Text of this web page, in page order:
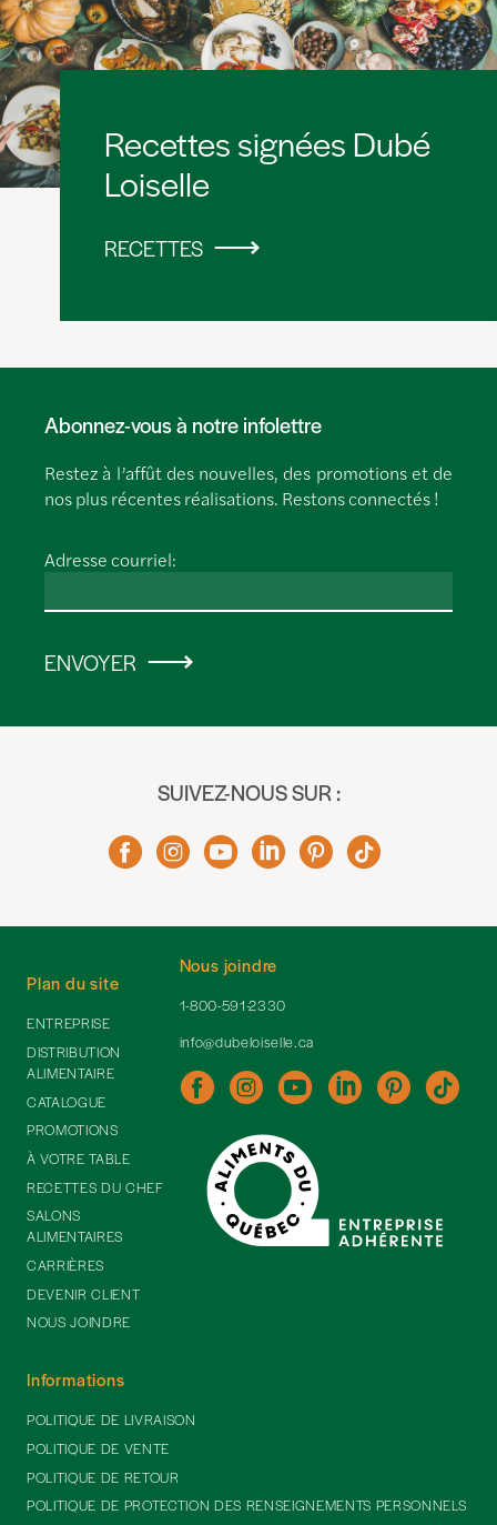
Recettes signées Dubé
Loiselle
RECETTES
Abonnez-vous à notre infolettre
Restez à l’affût des nouvelles, des promotions et de
nos plus récentes réalisations. Restons connectés !
Adresse courriel:
ENVOYER
SUIVEZ-NOUS SUR :
Nous joindre
1-800-591-2330
info@dubeloiselle.ca
Plan du site
ENTREPRISE
DISTRIBUTION
ALIMENTAIRE
CATALOGUE
PROMOTIONS
À VOTRE TABLE
RECETTES DU CHEF
SALONS
ALIMENTAIRES
CARRIÈRES
DEVENIR CLIENT
NOUS JOINDRE
Informations
POLITIQUE DE LIVRAISON
POLITIQUE DE VENTE
POLITIQUE DE RETOUR
POLITIQUE DE PROTECTION DES RENSEIGNEMENTS PERSONNELS